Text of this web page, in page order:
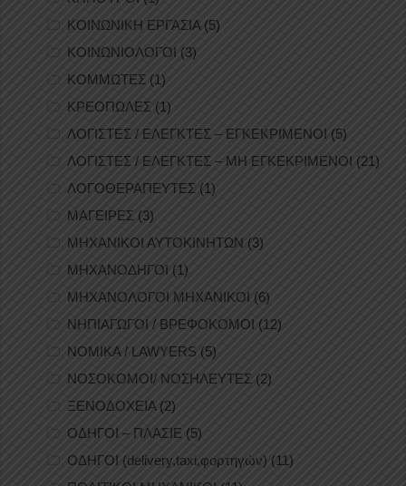
ΚΟΙΝΩΝΙΚΗ ΕΡΓΑΣΙΑ(5)
ΚΟΙΝΩΝΙΟΛΟΓΟΙ (3)
ΚΟΜΜΩΤΕΣ (1)
ΚΡΕΟΠΩΛΕΣ (1)
ΛΟΓΙΣΤΕΣ / ΕΛΕΓΚΤΕΣ – ΕΓΚΕΚΡΙΜΕΝΟΙ (5)
ΛΟΓΙΣΤΕΣ / ΕΛΕΓΚΤΕΣ – ΜΗ ΕΓΚΕΚΡΙΜΕΝΟΙ (21)
ΛΟΓΟΘΕΡΑΠΕΥΤΕΣ (1)
ΜΑΓΕΙΡΕΣ (3)
ΜΗΧΑΝΙΚΟΙ ΑΥΤΟΚΙΝΗΤΩΝ (3)
ΜΗΧΑΝΟΔΗΓΟΙ (1)
ΜΗΧΑΝΟΛΟΓΟΙ ΜΗΧΑΝΙΚΟΙ (6)
ΝΗΠΙΑΓΩΓΟΙ / ΒΡΕΦΟΚΟΜΟΙ (12)
ΝΟΜΙΚΑ / LAWYERS (5)
ΝΟΣΟΚΟΜΟΙ/ ΝΟΣΗΛΕΥΤΕΣ (2)
ΞΕΝΟΔΟΧΕΙΑ(2)
ΟΔΗΓΟΙ – ΠΛΑΣΙΕ (5)
ΟΔΗΓΟΙ (delivery,taxi,φορτηγών) (11)